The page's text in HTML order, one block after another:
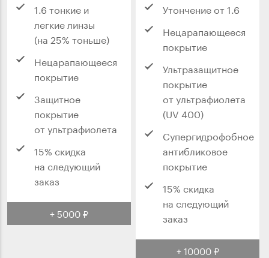
1.6 тонкие и
легкие линзы
(на 25% тоньше)
Нецарапающееся
покрытие
Защитное
покрытие
от ультрафиолета
15% скидка
на следующий
заказ
+ 5000 ₽
Утончение от 1.6
Нецарапающееся
покрытие
Ультразащитное
покрытие
от ультрафиолета
(UV 400)
Супергидрофобное
антибликовое
покрытие
15% скидка
на следующий
заказ
+ 10000 ₽